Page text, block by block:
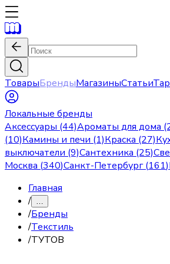
ТоварыБрендыМагазиныСтатьи
Локальные бренды
Аксессуары (44)Ароматы для дома
(10)Камины и печи (1)Краска (27)
выключатели (9)Сантехника (25)
Москва (340)Санкт-Петербург(161)
Главная
/ …
/Бренды
/Текстиль
/ТУТОВ